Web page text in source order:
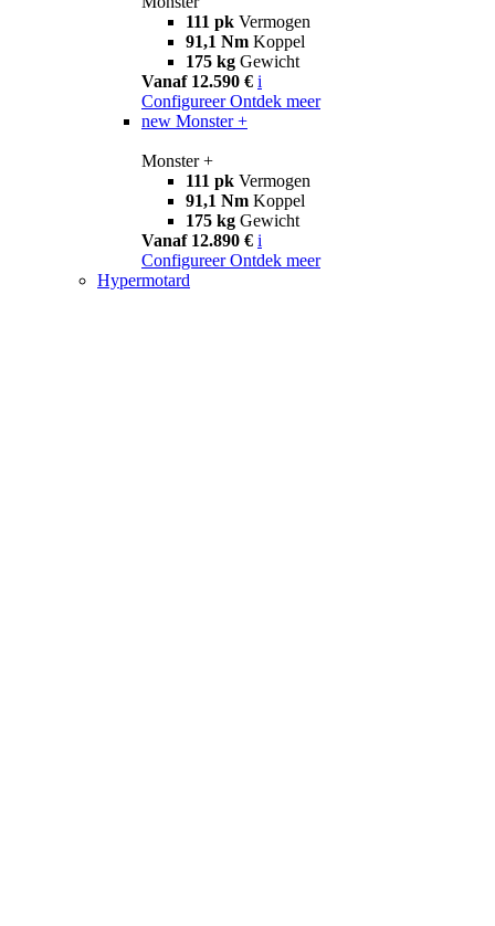
111 pk Vermogen
91,1 Nm Koppel
175 kg Gewicht
Vanaf 12.590 € i
Configureer Ontdek meer
new Monster +
Monster +
111 pk Vermogen
91,1 Nm Koppel
175 kg Gewicht
Vanaf 12.890 € i
Configureer Ontdek meer
Hypermotard